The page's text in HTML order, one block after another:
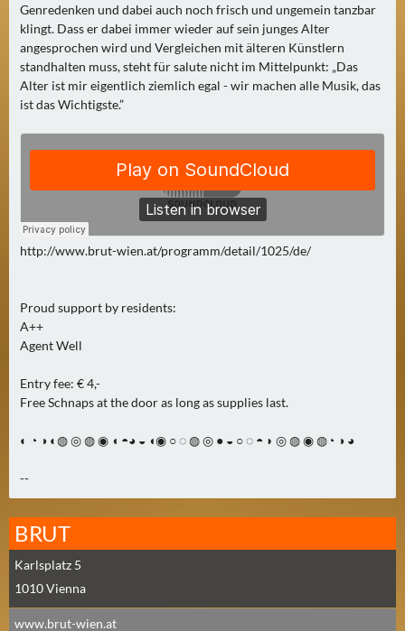
M
O
R
G
E
N
Ä
S
T
E
R
F
E
G
(
0
)
Genredenken und dabei auch noch frisch und ungemein tanzbar
klingt. Dass er dabei immer wieder auf sein junges Alter
angesprochen wird und Vergleichen mit älteren Künstlern
standhalten muss, steht für salute nicht im Mittelpunkt: „Das
Alter ist mir eigentlich ziemlich egal - wir machen alle Musik, das
ist das Wichtigste.”
http://www.brut-wien.at/programm/detail/1025/de/
Proud support by residents:
A++
Agent Well
Entry fee: € 4,-
Free Schnaps at the door as long as supplies last.
◐ ◔ ◑ ◐◍ ◎ ◍ ◉ ◖ ◓◕ ◒ ◖◉ ○ ◌ ◍ ◎ ● ◒ ○ ◌ ◓ ◗ ◎ ◍ ◉ ◍◔ ◑ ◕
--
BRUT
Karlsplatz 5
1010Vienna
www.brut-wien.at